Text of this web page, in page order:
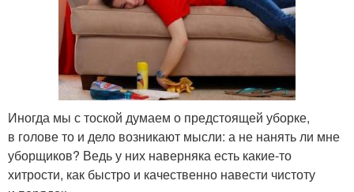
Иногда мы с тоской думаем о предстоящей уборке,
в голове то и дело возникают мысли: а не нанять ли мне
уборщиков? Ведь у них наверняка есть какие-то
хитрости, как быстро и качественно навести чистоту